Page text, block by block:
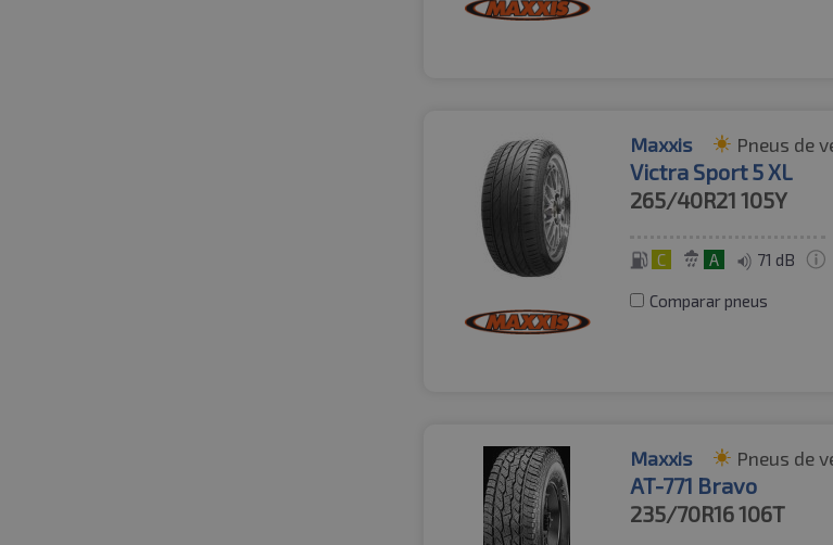
Maxxis Pneus de
Victra Sport 5 XL
265/40R21 105Y
C A 71 dB
Comparar pneus
Maxxis Pneus de
AT-771 Bravo
235/70R16106T